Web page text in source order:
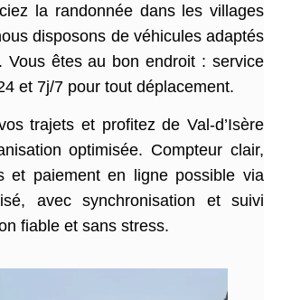
la randonnée dans les villages
disposons de véhicules adaptés
Vous êtes au bon endroit : service
et 7j/7 pour tout déplacement.
trajets et profitez de Val-d’Isère
optimisée. Compteur clair,
et paiement en ligne possible via
avec synchronisation et suivi
fiable et sans stress.